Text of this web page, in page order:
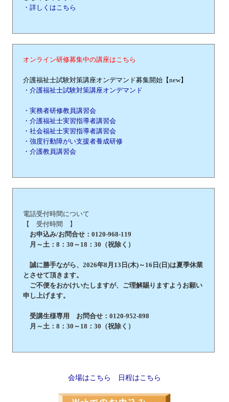
・詳しくはこちら
オンライン研修募集中の講座はこちら
介護福祉士試験対策講座オンデマンド募集開始【new】
・介護福祉士試験対策講座オンデマンド
・実務者研修教員講習会
・介護福祉士実習指導者講習会
・社会福祉士実習指導者講習会
・強度行動障がい支援者養成研修
・介護教員講習会
電話受付時間について
【 受付時間 】
お申込み/お問合せ：0120-968-119
月～土：8：30～18：30（祝除く）
誠に勝手ながら、2026年8月13日(木)～16日(日)は夏季休業
とさせて頂きます。
ご不便をおかけいたしますが、ご理解賜りますようお願い
申し上げます。
受講生様専用 お問合せ：0120-952-898
月～土：8：30～18：30（祝除く）
会場はこちら 日程はこちら